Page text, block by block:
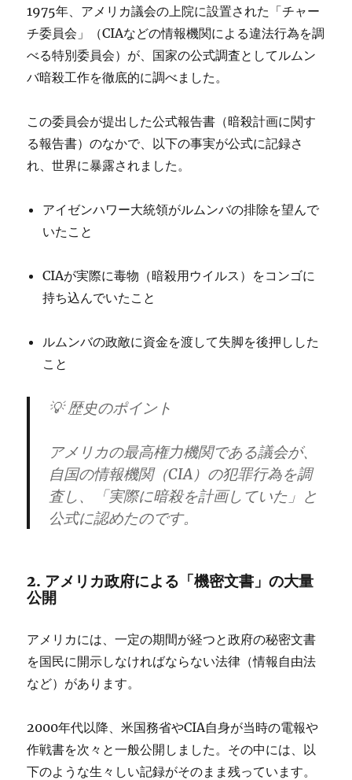
1975年、アメリカ議会の上院に設置された「チャー
チ委員会」（CIAなどの情報機関による違法行為を調
べる特別委員会）が、国家の公式調査としてルムン
バ暗殺工作を徹底的に調べました。
この委員会が提出した公式報告書（暗殺計画に関す
る報告書）のなかで、以下の事実が公式に記録さ
れ、世界に暴露されました。
アイゼンハワー大統領がルムンバの排除を望んで
いたこと
CIAが実際に毒物（暗殺用ウイルス）をコンゴに
持ち込んでいたこと
ルムンバの政敵に資金を渡して失脚を後押しした
こと
💡歴史のポイント
アメリカの最高権力機関である議会が、
自国の情報機関（CIA）の犯罪行為を調
査し、
「実際に暗殺を計画していた」と
公式に認めたのです。
2. アメリカ政府による「機密文書」の大量
公開
アメリカには、一定の期間が経つと政府の秘密文書
を国民に開示しなければならない法律（情報自由法
など）があります。
2000年代以降、米国務省やCIA自身が当時の電報や
作戦書を次々と一般公開しました。その中には、以
下のような生々しい記録がそのまま残っています。